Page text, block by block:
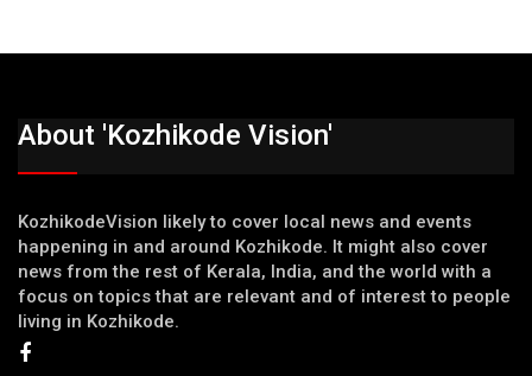
About 'Kozhikode Vision'
KozhikodeVision likely to cover local news and events
happening in and around Kozhikode. It might also cover
news from the rest of Kerala, India, and the world with a
focus on topics that are relevant and of interest to people
living in Kozhikode.